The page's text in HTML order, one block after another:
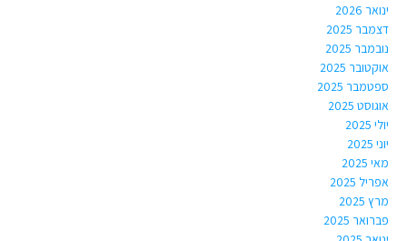
ינואר 2026
דצמבר 2025
נובמבר 2025
אוקטובר 2025
ספטמבר 2025
אוגוסט 2025
יולי 2025
יוני 2025
מאי 2025
אפריל 2025
מרץ 2025
פברואר 2025